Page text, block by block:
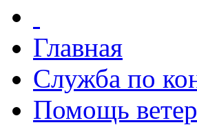
Главная
Служба по
Помощь